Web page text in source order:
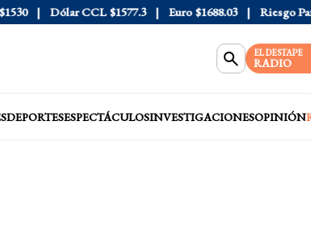
Dólar CCL $1577.3 Euro $1688.03 Riesgo País
EL DESTAPE
RADIO
DEPORTESESPECTÁCULOSINVESTIGACIONESOPINIÓN